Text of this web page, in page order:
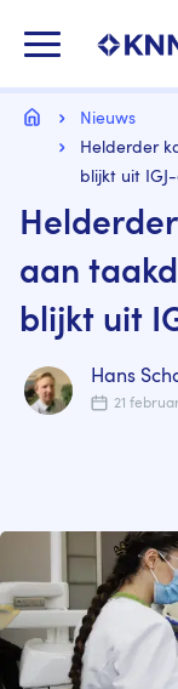
naar
gaanKruimelpad
HomeNieuws
Helderder
blijkt uit
aan
blijkt uit
Hans
21
Image